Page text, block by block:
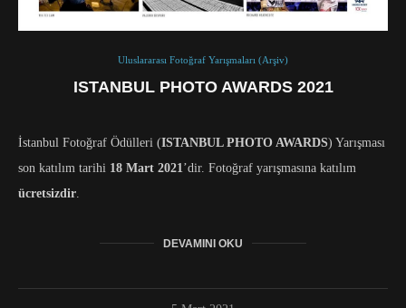
Uluslararası Fotoğraf Yarışmaları (Arşiv)
ISTANBUL PHOTO AWARDS 2021
İstanbul Fotoğraf Ödülleri (ISTANBUL PHOTO AWARDS) Yarışması
son katılım tarihi 18 Mart 2021 ’dir. Fotoğraf yarışmasına katılım
ücretsizdir
DEVAMINI OKU